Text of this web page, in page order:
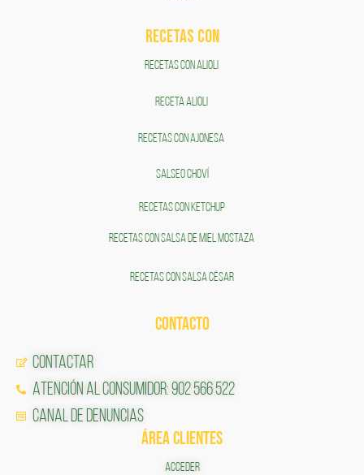
RECETAS COn
RECETAS CON ALIOLI
RECETA ALIOLI
RECETAS CON AJONESA
SALSEO CHOVÍ
RECETAS CON KETCHUP
RECETAS CON SALSA DE MIEL MOSTAZA
RECETAS CON SALSA CÉSAR
CONTACTO
Contactar
Atención al Consumidor: 902 566 522
Canal de Denuncias
ÁREA CLIENTES
ACCEDER